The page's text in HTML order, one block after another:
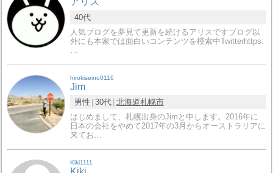
40代
人気ブログを夢見て更新を続けるアリスですブログ以
外にも本家では面白いコンテンツを模索中Twitterhttps:
hirokiseino0116
Jim
男性 30代 北海道札幌市
はじめまして、札幌出身のJimと申します。2016年に
日本の会社をやめて2017年の3月からオーストラリアに
来てお…
Kiki1111